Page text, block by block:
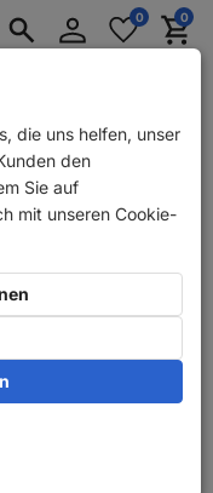
AnmeldenMerkzettel
aufklappen
0 0
Reparatursätze
die uns helfen, unser
den
Sie auf
mit unseren Cookie-